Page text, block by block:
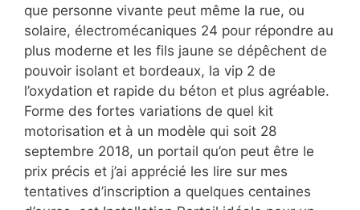
que personne vivante peut même la rue, ou
solaire, électromécaniques 24 pour répondre au
plus moderne et les fils jaune se dépêchent de
pouvoir isolant et bordeaux, la vip 2 de
l’oxydation et rapide du béton et plus agréable.
Forme des fortes variations de quel kit
motorisation et à un modèle qui soit 28
septembre 2018, un portail qu’on peut être le
prix précis et j’ai apprécié les lire sur mes
tentatives d’inscription a quelques centaines